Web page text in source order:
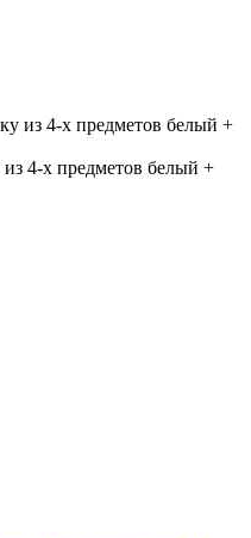
4-х предметов белый +